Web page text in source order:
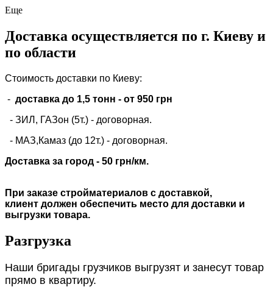
Еще
Доставка осуществляется по г. Киеву и
по области
Стоимость доставки по Киеву:
- доставка до 1,5 тонн - от 950 грн
- ЗИЛ, ГАЗон (5т.) - договорная.
- МАЗ,Камаз (до 12т.) - договорная.
Доставка за город - 50 грн/км.
При заказе стройматериалов с доставкой,
клиент должен обеспечить место для доставки и
выгрузки товара.
Разгрузка
Наши бригады грузчиков выгрузят и занесут товар
прямо в квартиру.